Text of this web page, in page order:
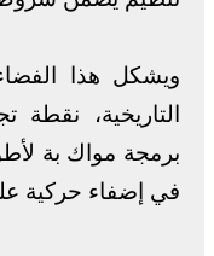
ويشكل هذا
التاريخية،
برمجة مواك بة
في إضفاء حركية